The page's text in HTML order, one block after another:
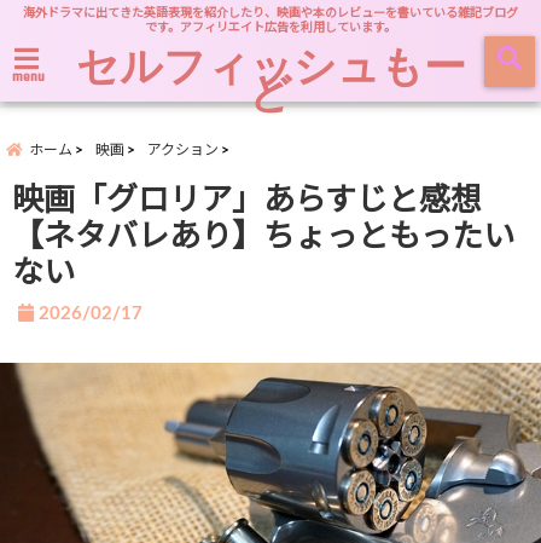
海外ドラマに出てきた英語表現を紹介したり、映画や本のレビューを書いている雑記ブログ
です。アフィリエイト広告を利用しています。
menu セルフィッシュもー
ど
ホーム 映画 アクション
映画「グロリア」あらすじと感想
【ネタバレあり】ちょっともったい
ない
2026/02/17